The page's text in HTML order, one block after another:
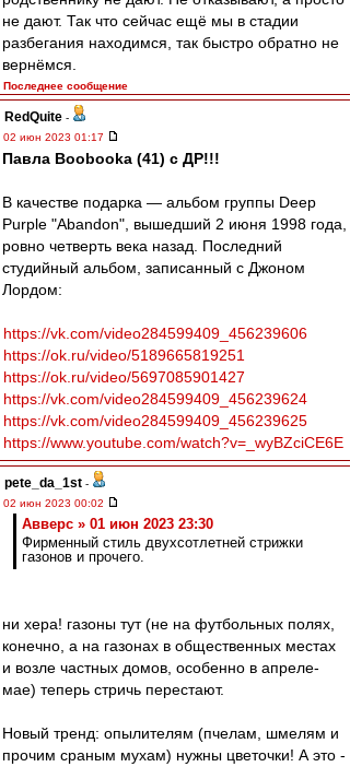
не дают. Так что сейчас ещё мы в стадии
разбегания находимся, так быстро обратно не
вернёмся.
Последнее сообщение
RedQuite -
02 июн 2023 01:17
Павла Boobooka (41) с ДР!!!
В качестве подарка — альбом группы Deep
Purple "Abandon", вышедший 2 июня 1998 года,
ровно четверть века назад. Последний
студийный альбом, записанный с Джоном
Лордом:
https://vk.com/video284599409_456239606
https://ok.ru/video/5189665819251
https://ok.ru/video/5697085901427
https://vk.com/video284599409_456239624
https://vk.com/video284599409_456239625
https://www.youtube.com/watch?v=_wyBZciCE6E
pete_da_1st -
02 июн 2023 00:02
Авверс » 01 июн 2023 23:30
Фирменный стиль двухсотлетней стрижки
газонов и прочего.
ни хера! газоны тут (не на футбольных полях,
конечно, а на газонах в общественных местах
и возле частных домов, особенно в апреле-
мае) теперь стричь перестают.
Новый тренд: опылителям (пчелам, шмелям и
прочим сраным мухам) нужны цветочки! А это -